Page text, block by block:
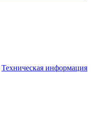
Техническая информация